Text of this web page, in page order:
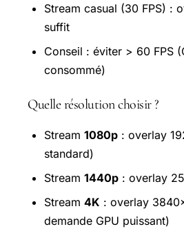
Stream casual (30 FPS) :
suffit
Conseil : éviter > 60 FPS
consommé)
Quelle résolution choisir ?
Stream 1080p : overlay
standard)
Stream 1440p : overlay
Stream 4K : overlay
demande GPU puissant)